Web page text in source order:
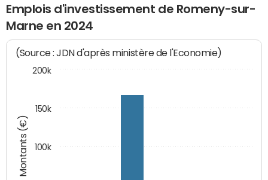
Emplois d'investissement de Romeny-sur-
Marne en 2024
Montants (€)
(Source : JDN d'après ministère de l'Economie)
100k
150k
200k